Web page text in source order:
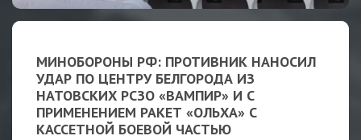
МИНОБОРОНЫ РФ: ПРОТИВНИК НАНОСИЛ
УДАР ПО ЦЕНТРУ БЕЛГОРОДА ИЗ
НАТОВСКИХ РСЗО «ВАМПИР» И С
ПРИМЕНЕНИЕМ РАКЕТ «ОЛЬХА» С
КАССЕТНОЙ БОЕВОЙ ЧАСТЬЮ